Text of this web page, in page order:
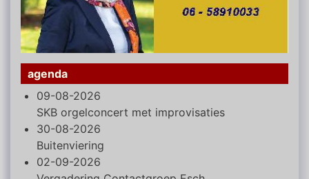
agenda
09-08-2026
SKB orgelconcert met improvisaties
30-08-2026
Buitenviering
02-09-2026